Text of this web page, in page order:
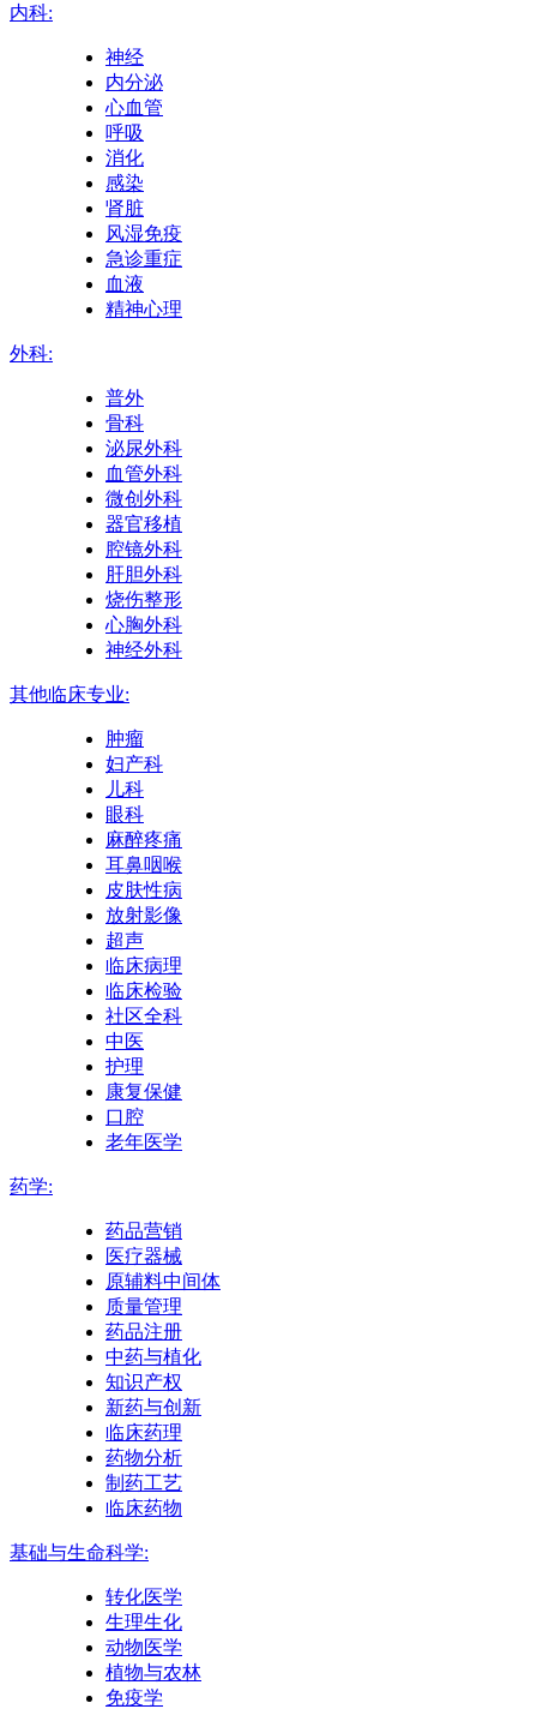
内科:
神经
内分泌
心血管
呼吸
消化
感染
肾脏
风湿免疫
急诊重症
血液
精神心理
外科:
普外
骨科
泌尿外科
血管外科
微创外科
器官移植
腔镜外科
肝胆外科
烧伤整形
心胸外科
神经外科
其他临床专业:
肿瘤
妇产科
儿科
眼科
麻醉疼痛
耳鼻咽喉
皮肤性病
放射影像
超声
临床病理
临床检验
社区全科
中医
护理
康复保健
口腔
老年医学
药学:
药品营销
医疗器械
原辅料中间体
质量管理
药品注册
中药与植化
知识产权
新药与创新
临床药理
药物分析
制药工艺
临床药物
基础与生命科学:
转化医学
生理生化
动物医学
植物与农林
免疫学